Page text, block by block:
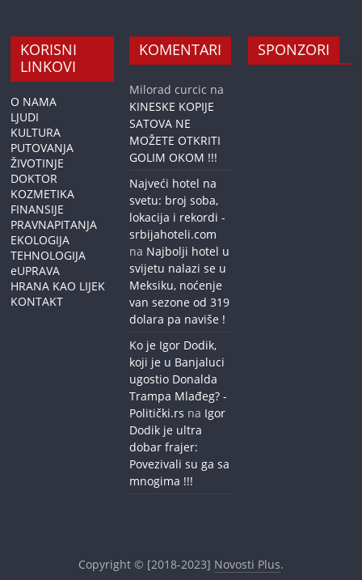
KORISNI
LINKOVI
O NAMA
LJUDI
KULTURA
PUTOVANJA
ŽIVOTINJE
DOKTOR
KOZMETIKA
FINANSIJE
PRAVNAPITANJA
EKOLOGIJA
TEHNOLOGIJA
eUPRAVA
HRANA KAO LIJEK
KONTAKT
KOMENTARI
Milorad curcic na
KINESKE KOPIJE
SATOVA NE
MOŽETE OTKRITI
GOLIM OKOM !!!
Najveći hotel na
svetu: broj soba,
lokacija i rekordi -
srbijahoteli.com
na Najbolji hotel u
svijetu nalazi se u
Meksiku, noćenje
van sezone od 319
dolara pa naviše !
Ko je Igor Dodik,
koji je u Banjaluci
ugostio Donalda
Trampa Mlađeg? -
Politički.rs na Igor
Dodik je ultra
dobar frajer:
Povezivali su ga sa
mnogima !!!
SPONZORI
Copyright © [2018-2023] Novosti Plus.